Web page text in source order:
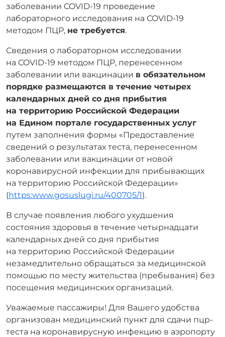
заболевании COVID-19 проведение
лабораторного исследования на COVID-19
методом ПЦР, не требуется.
Сведения о лабораторном исследовании
на COVID-19 методом ПЦР, перенесенном
заболевании или вакцинации в обязательном
порядке размещаются в течение четырех
календарных дней со дня прибытия
на территорию Российской Федерации
на Едином портале государственных услуг
путем заполнения формы «Предоставление
сведений о результатах теста, перенесенном
заболевании или вакцинации от новой
коронавирусной инфекции для прибывающих
на территорию Российской Федерации»
(https:www.gosuslugi.ru/400705/1).
В случае появления любого ухудшения
состояния здоровья в течение четырнадцати
календарных дней со дня прибытия
на территорию Российской Федерации
незамедлительно обращаться за медицинской
помощью по месту жительства (пребывания) без
посещения медицинских организаций.
Уважаемые пассажиры! Для Вашего удобства
организован медицинский пункт для сдачи пцр-
теста на коронавирусную инфекцию в аэропорту